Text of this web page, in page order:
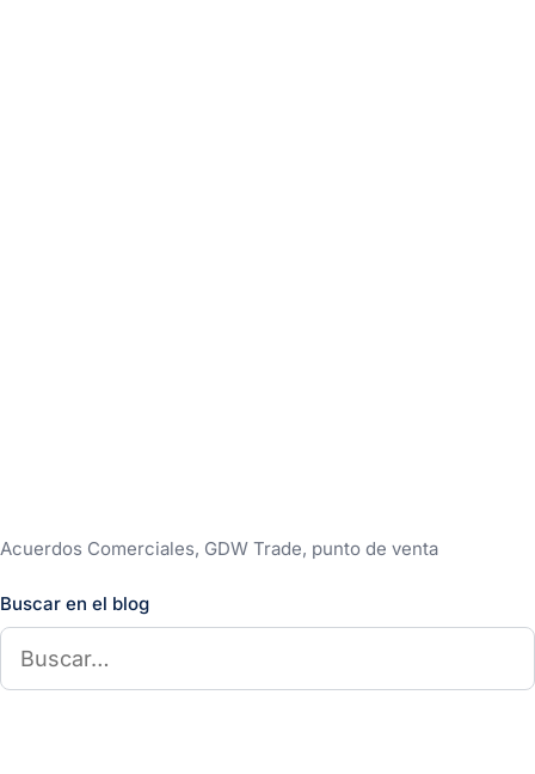
Acuerdos Comerciales, GDW Trade, punto de venta
Buscar en el blog